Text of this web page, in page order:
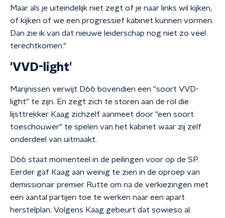
Maar als je uiteindelijk niet zegt of je naar links wil kijken,
of kijken of we een progressief kabinet kunnen vormen.
Dan zie ik van dat nieuwe leiderschap nog niet zo veel
terechtkomen."
'VVD-light'
Marijnissen verwijt D66 bovendien een "soort VVD-
light" te zijn. En zegt zich te storen aan de rol die
lijsttrekker Kaag zichzelf aanmeet door "een soort
toeschouwer" te spelen van het kabinet waar zij zelf
onderdeel van uitmaakt.
D66 staat momenteel in de peilingen voor op de SP.
Eerder gaf Kaag aan weinig te zien in de oproep van
demissionair premier Rutte om na de verkiezingen met
een aantal partijen toe te werken naar een apart
herstelplan. Volgens Kaag gebeurt dat sowieso al.